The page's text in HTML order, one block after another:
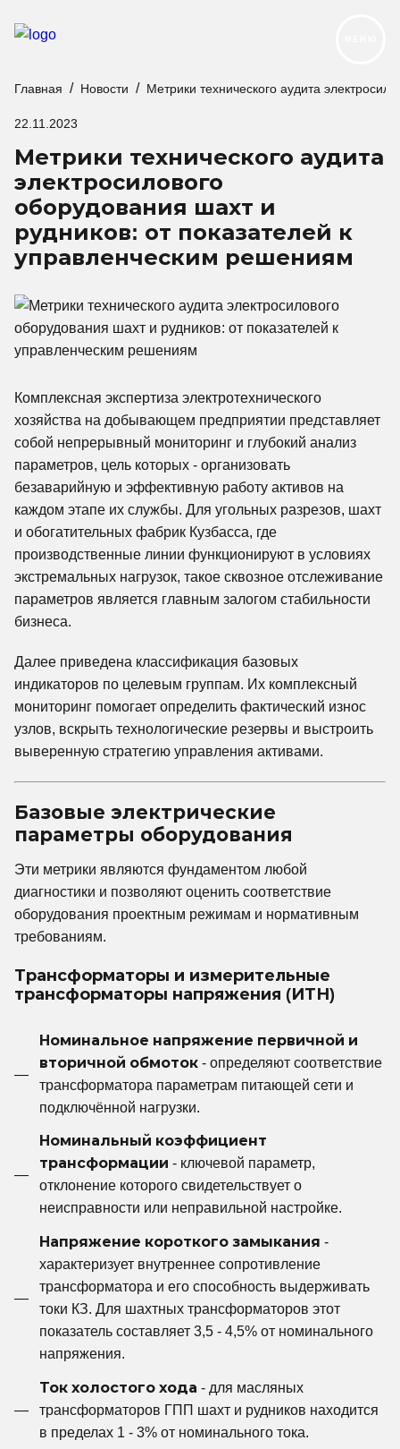
Продукция
Услуги и сервис
О компании
Контакты
Новости
Карьера
Следуйте за нами:
Главная Новости Метрики технического аудита
22.11.2023
Метрики технического аудита
электросилового
оборудования шахт и
рудников: от показателей к
управленческим решениям
Комплексная экспертиза электротехнического
хозяйства на добывающем предприятии представляет
собой непрерывный мониторинг и глубокий анализ
параметров, цель которых - организовать
безаварийную и эффективную работу активов на
каждом этапе их службы. Для угольных разрезов, шахт
и обогатительных фабрик Кузбасса, где
производственные линии функционируют в условиях
экстремальных нагрузок, такое сквозное отслеживание
параметров является главным залогом стабильности
бизнеса.
Далее приведена классификация базовых
индикаторов по целевым группам. Их комплексный
мониторинг помогает определить фактический износ
узлов, вскрыть технологические резервы и выстроить
выверенную стратегию управления активами.
Базовые электрические
параметры оборудования
Эти метрики являются фундаментом любой
диагностики и позволяют оценить соответствие
оборудования проектным режимам и нормативным
требованиям.
Трансформаторы и измерительные
трансформаторы напряжения (ИТН)
Номинальное напряжение первичной и
вторичной обмоток - определяют соответствие
трансформатора параметрам питающей сети и
подключённой нагрузки.
Номинальный коэффициент
трансформации - ключевой параметр,
отклонение которого свидетельствует о
неисправности или неправильной настройке.
Напряжение короткого замыкания -
характеризует внутреннее сопротивление
трансформатора и его способность выдерживать
токи КЗ. Для шахтных трансформаторов этот
показатель составляет 3,5 - 4,5% от номинального
напряжения.
Ток холостого хода - для масляных
трансформаторов ГПП шахт и рудников находится
в пределах 1 - 3% от номинального тока.